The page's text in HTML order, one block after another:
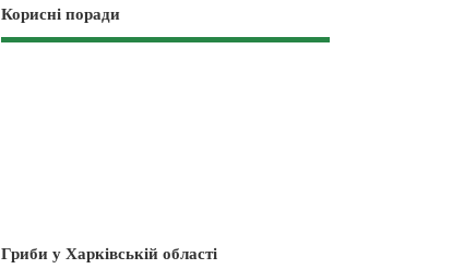
Корисні поради
Гриби у Харківській області